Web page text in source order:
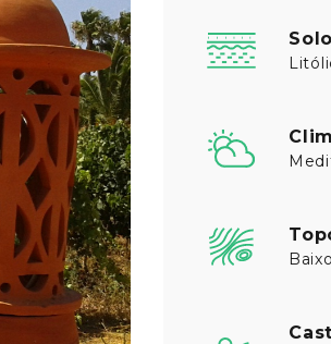
Solo